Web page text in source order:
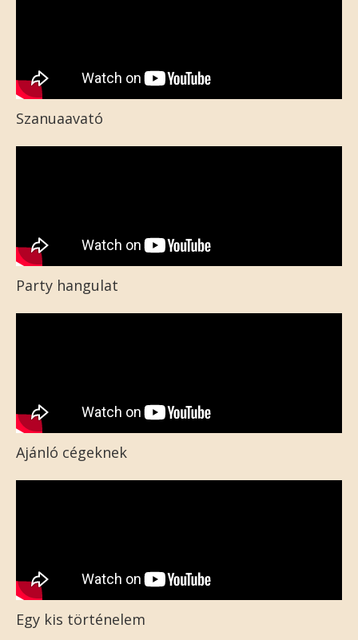
Szanuaavató
Party hangulat
Ajánló cégeknek
Egy kis történelem